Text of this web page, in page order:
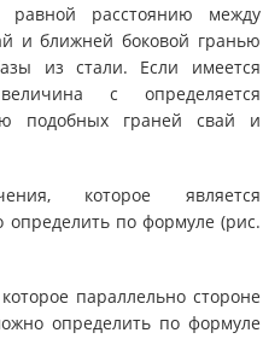
равной расстоянию между
и ближней боковой гранью
из стали. Если имеется
с определяется
подобных граней свай и
которое является
по формуле (рис.
параллельно стороне
определить по формуле